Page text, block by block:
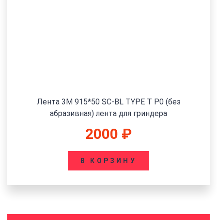
Лента 3M 915*50 SC-BL TYPE T P0 (без
абразивная) лента для гриндера
2000 ₽
В КОРЗИНУ